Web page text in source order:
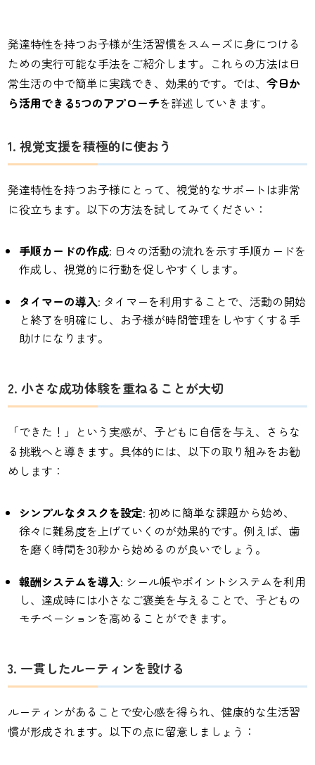
発達特性を持つお子様が生活習慣をスムーズに身につける
ための実行可能な手法をご紹介します。これらの方法は日
常生活の中で簡単に実践でき、効果的です。では、今日か
ら活用できる5つのアプローチを詳述していきます。
1. 視覚支援を積極的に使おう
発達特性を持つお子様にとって、視覚的なサポートは非常
に役立ちます。以下の方法を試してみてください：
手順カードの作成: 日々の活動の流れを示す手順カードを
作成し、視覚的に行動を促しやすくします。
タイマーの導入: タイマーを利用することで、活動の開始
と終了を明確にし、お子様が時間管理をしやすくする手
助けになります。
2. 小さな成功体験を重ねることが大切
「できた！」という実感が、子どもに自信を与え、さらな
る挑戦へと導きます。具体的には、以下の取り組みをお勧
めします：
シンプルなタスクを設定: 初めに簡単な課題から始め、
徐々に難易度を上げていくのが効果的です。例えば、歯
を磨く時間を30秒から始めるのが良いでしょう。
報酬システムを導入: シール帳やポイントシステムを利用
し、達成時には小さなご褒美を与えることで、子どもの
モチベーションを高めることができます。
3. 一貫したルーティンを設ける
ルーティンがあることで安心感を得られ、健康的な生活習
慣が形成されます。以下の点に留意しましょう：